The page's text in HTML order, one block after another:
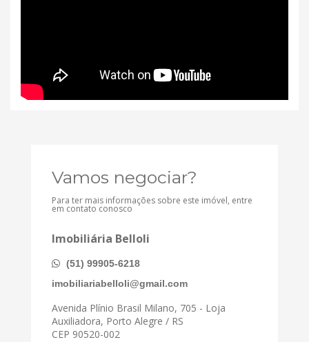
Vamos negociar?
Para ter mais informações sobre este imóvel, entre
em contato conosco
Imobiliária Belloli
(51) 99905-6218
imobiliariabelloli@gmail.com
Avenida Plínio Brasil Milano, 705 - Loja
Auxiliadora, Porto Alegre / RS
CEP 90520-002